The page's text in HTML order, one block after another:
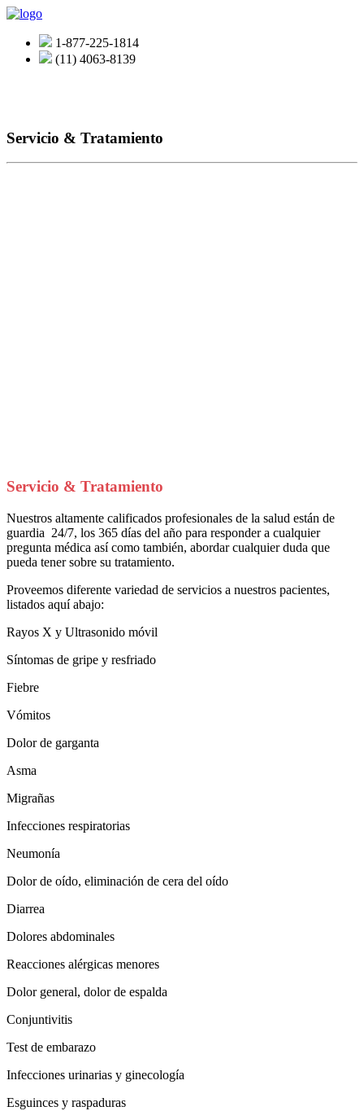
1-877-225-1814
(11) 4063-8139
Servicio & Tratamiento
Servicio & Tratamiento
Nuestros altamente calificados profesionales de la salud están de
guardia 24/7, los 365 días del año para responder a cualquier
pregunta médica así como también, abordar cualquier duda que
pueda tener sobre su tratamiento.
Proveemos diferente variedad de servicios a nuestros pacientes,
listados aquí abajo:
Rayos X y Ultrasonido móvil
Síntomas de gripe y resfriado
Fiebre
Vómitos
Dolor de garganta
Asma
Migrañas
Infecciones respiratorias
Neumonía
Dolor de oído, eliminación de cera del oído
Diarrea
Dolores abdominales
Reacciones alérgicas menores
Dolor general, dolor de espalda
Conjuntivitis
Test de embarazo
Infecciones urinarias y ginecología
Esguinces y raspaduras